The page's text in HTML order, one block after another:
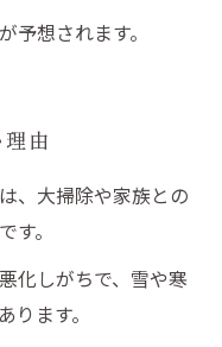
予想されます。
由
、大掃除や家族との
。
化しがちで、雪や寒
ます。